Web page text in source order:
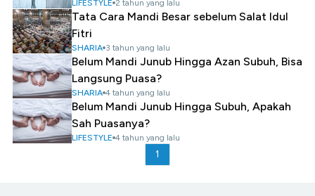
LIFESTYLE 2 tahun yang lalu
Tata Cara Mandi Besar sebelum Salat Idul
Fitri
SHARIA 3 tahun yang lalu
Belum Mandi Junub Hingga Azan Subuh, Bisa
Langsung Puasa?
SHARIA 4 tahun yang lalu
Belum Mandi Junub Hingga Subuh, Apakah
Sah Puasanya?
LIFESTYLE 4 tahun yang lalu
1